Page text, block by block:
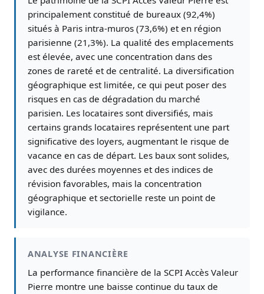
principalement constitué de bureaux (92,4%)
situés à Paris intra-muros (73,6%) et en région
parisienne (21,3%). La qualité des emplacements
est élevée, avec une concentration dans des
zones de rareté et de centralité. La diversification
géographique est limitée, ce qui peut poser des
risques en cas de dégradation du marché
parisien. Les locataires sont diversifiés, mais
certains grands locataires représentent une part
significative des loyers, augmentant le risque de
vacance en cas de départ. Les baux sont solides,
avec des durées moyennes et des indices de
révision favorables, mais la concentration
géographique et sectorielle reste un point de
vigilance.
ANALYSE FINANCIÈRE
La performance financière de la SCPI Accès Valeur
Pierre montre une baisse continue du taux de